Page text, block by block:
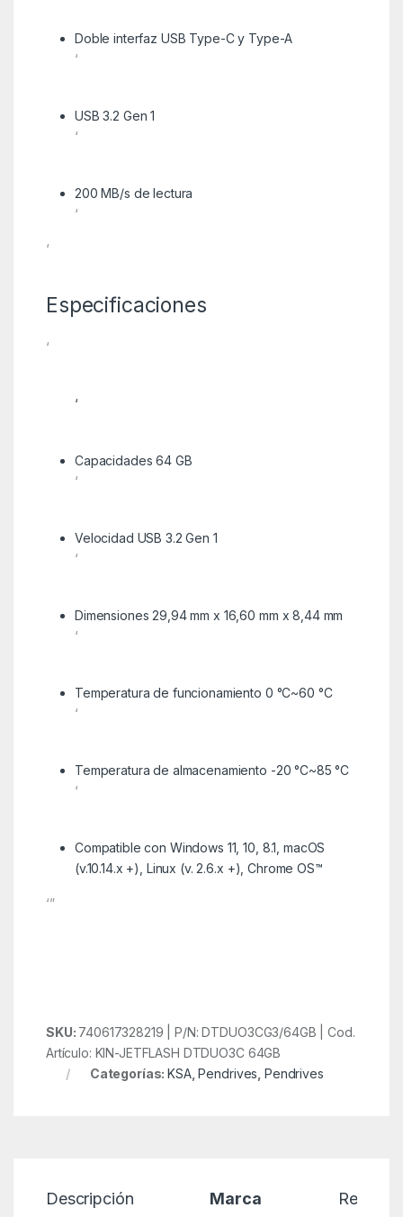
Doble interfaz USB Type-C y Type-A
‘
USB 3.2 Gen 1
‘
200 MB/s de lectura
‘
‘
Especificaciones
‘
‘
Capacidades 64 GB
‘
Velocidad USB 3.2 Gen 1
‘
Dimensiones 29,94 mm x 16,60 mm x 8,44 mm
‘
Temperatura de funcionamiento 0 °C~60 °C
‘
Temperatura de almacenamiento -20 °C~85 °C
‘
Compatible con Windows 11, 10, 8.1, macOS
(v.10.14.x +), Linux (v. 2.6.x +), Chrome OS™
‘”
SKU: 740617328219 | P/N: DTDUO3CG3/64GB | Cod.
Artículo: KIN-JETFLASH DTDUO3C 64GB
Categorías:KSA,Pendrives Pendrives
Descripción Marca Reseñas